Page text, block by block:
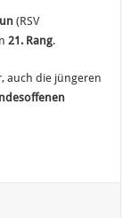
(RSV
21. Rang.
auch die jüngeren